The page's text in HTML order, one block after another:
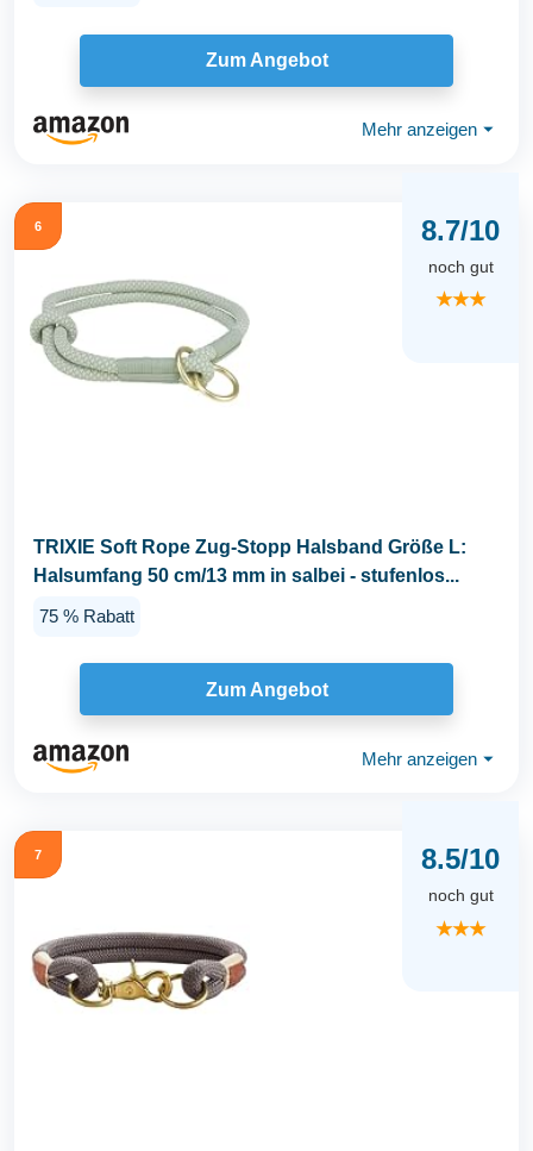
Zum Angebot
Mehr anzeigen ⏷
6 8.7/10
noch gut
★★★
TRIXIE Soft Rope Zug-Stopp Halsband Größe L:
Halsumfang 50 cm/13 mm in salbei - stufenlos...
75 % Rabatt
Zum Angebot
Mehr anzeigen ⏷
7 8.5/10
noch gut
★★★